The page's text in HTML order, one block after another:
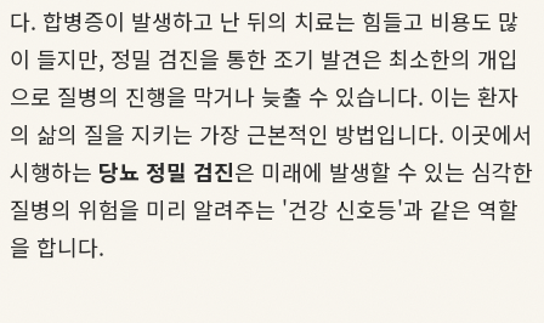
다. 합병증이 발생하고 난 뒤의 치료는 힘들고 비용도 많
이 들지만, 정밀 검진을 통한 조기 발견은 최소한의 개입
으로 질병의 진행을 막거나 늦출 수 있습니다. 이는 환자
의 삶의 질을 지키는 가장 근본적인 방법입니다. 이곳에서
시행하는 당뇨 정밀 검진은 미래에 발생할 수 있는 심각한
질병의 위험을 미리 알려주는 '건강 신호등'과 같은 역할
을 합니다.